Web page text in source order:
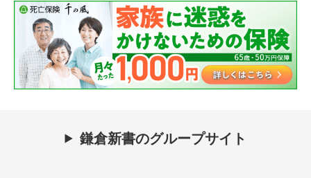
鎌倉新書のグループサイト